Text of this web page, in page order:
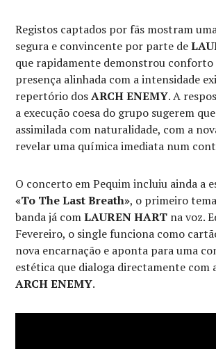
Registos captados por fãs mostram
segura e convincente por parte de
que rapidamente demonstrou conforto
presença alinhada com a intensidade
repertório dosARCH ENEMY. A
a execução coesa do grupo sugerem
assimilada com naturalidade, com a
revelar uma química imediata num
O concerto em Pequim incluiu ainda a
«To The Last Breath», o primeiro
banda já comLAUREN HART na voz.
Fevereiro, o single funciona como
nova encarnação e aponta para uma
estética que dialoga directamente com
ARCH ENEMY.